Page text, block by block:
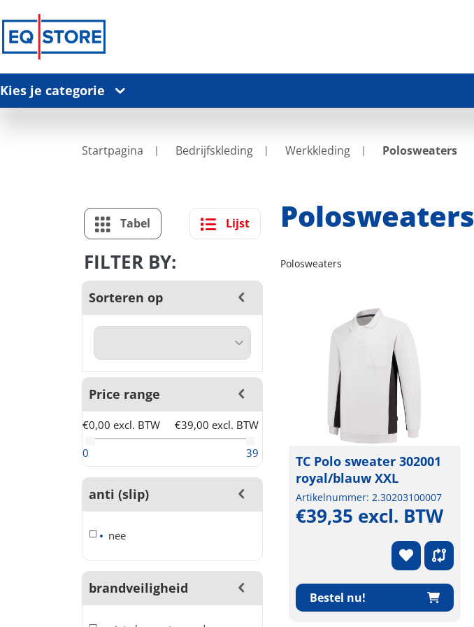
Kies je categorie
Startpagina Bedrijfskleding Werkkleding Polosweaters
Tabel Lijst
FILTER BY:
Sorteren op
Price range
€0,00 excl. BTW €39,00 excl. BTW
0 39
anti (slip)
nee
brandveiligheid
Polosweaters
Polosweaters
TC Polo sweater 302001
royal/blauw XXL
Artikelnummer: 2.30203100007
€39,35 excl. BTW
Bestel nu!